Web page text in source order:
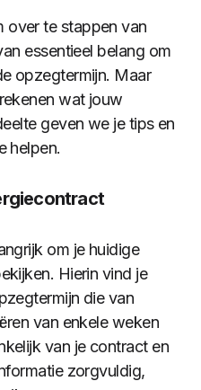
over te stappen van
essentieel belang om
opzegtermijn. Maar
wat jouw
geven we je tips en
helpen.
om je huidige
Hierin vind je
die van
van enkele weken
van je contract en
zorgvuldig,